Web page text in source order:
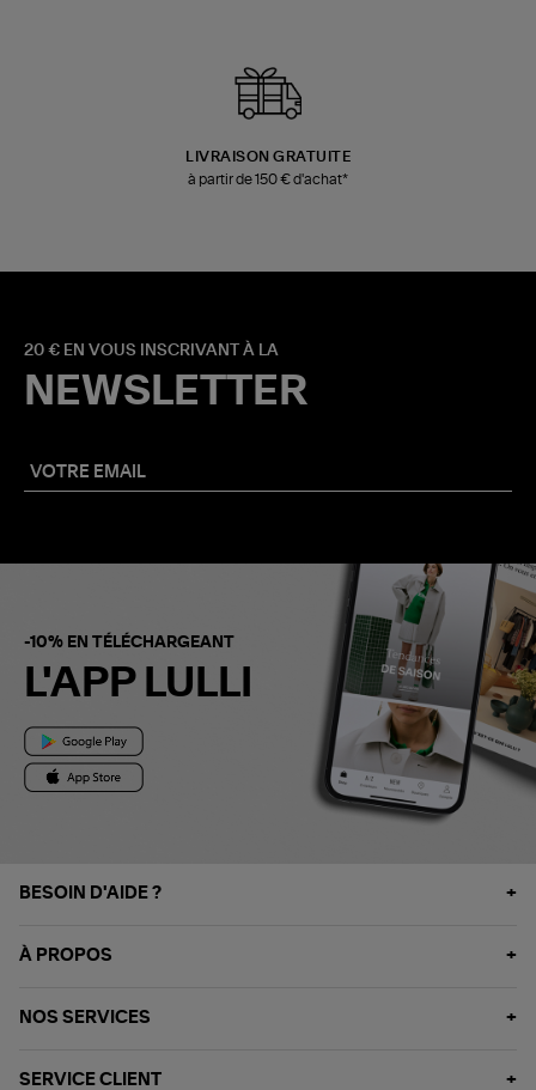
LIVRAISON GRATUITE
à partir de 150 € d'achat*
20 € EN VOUS INSCRIVANT À LA
NEWSLETTER
-10% EN TÉLÉCHARGEANT
L'APP LULLI
BESOIN D'AIDE ?
À PROPOS
NOS SERVICES
SERVICE CLIENT